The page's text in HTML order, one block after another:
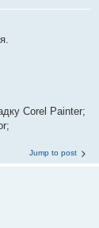
Corel Painter;
Jump to post